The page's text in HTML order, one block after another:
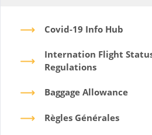
Covid-19 Info Hub
Internation Flight
Regulations
Baggage Allowance
Règles Générales